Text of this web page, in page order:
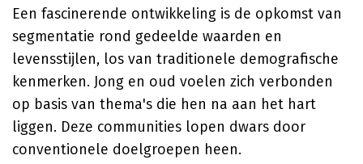
Een fascinerende ontwikkeling is de opkomst van
segmentatie rond gedeelde waarden en
levensstijlen, los van traditionele demografische
kenmerken. Jong en oud voelen zich verbonden
op basis van thema's die hen na aan het hart
liggen. Deze communities lopen dwars door
conventionele doelgroepen heen.